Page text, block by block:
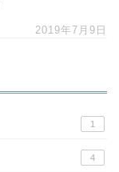
2019年7月9日
1
4